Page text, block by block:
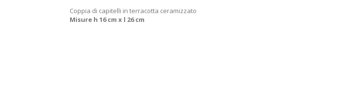
Coppia di capitelli in terracotta ceramizzato
Misure h 16 cm x l 26 cm